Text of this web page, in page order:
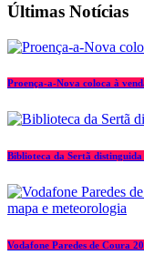
Últimas Notícias
Proença-a-Nova coloca à
Biblioteca da Sertã
Vodafone Paredes de Coura